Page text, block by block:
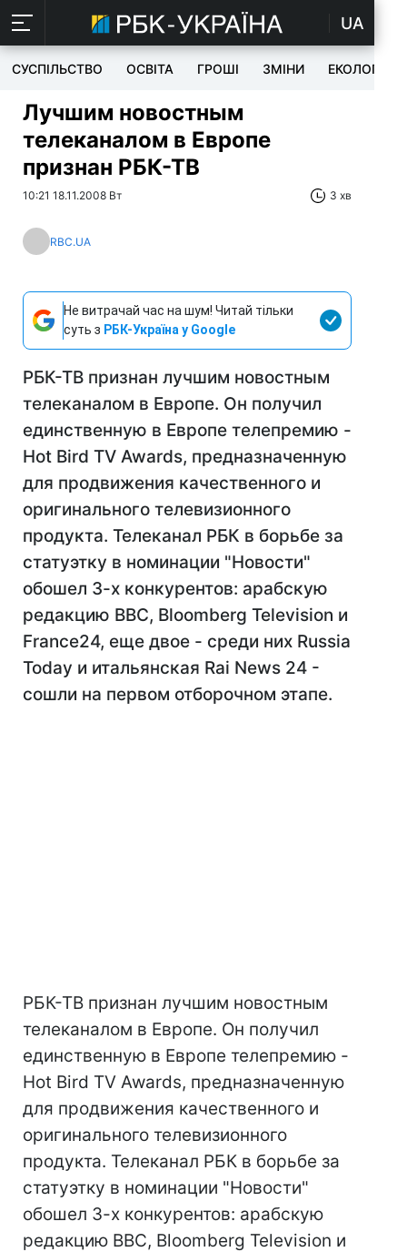
UA
СУСПІЛЬСТВО ОСВІТА ГРОШІ ЗМІНИ ЕКОЛОГІЯ
Лучшим новостным
телеканалом в Европе
признан РБК-ТВ
10:21 18.11.2008 Вт 3 хв
RBC.UA
Не витрачай час на шум! Читай тільки
суть з РБК-Україна у Google
РБК-ТВ признан лучшим новостным
телеканалом в Европе. Он получил
единственную в Европе телепремию -
Hot Bird TV Awards, предназначенную
для продвижения качественного и
оригинального телевизионного
продукта. Телеканал РБК в борьбе за
статуэтку в номинации "Новости"
обошел 3-х конкурентов: арабскую
редакцию BBC, Bloomberg Television и
France24, еще двое - среди них Russia
Today и итальянская Rai News 24 -
сошли на первом отборочном этапе.
РБК-ТВ признан лучшим новостным
телеканалом в Европе. Он получил
единственную в Европе телепремию -
Hot Bird TV Awards, предназначенную
для продвижения качественного и
оригинального телевизионного
продукта. Телеканал РБК в борьбе за
статуэтку в номинации "Новости"
обошел 3-х конкурентов: арабскую
редакцию BBC, Bloomberg Television и